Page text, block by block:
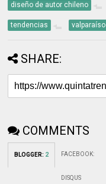
diseño de autor chileno
tendencias valparaíso
SHARE:
COMMENTS
BLOGGER: 2 FACEBOOK:
DISQUS